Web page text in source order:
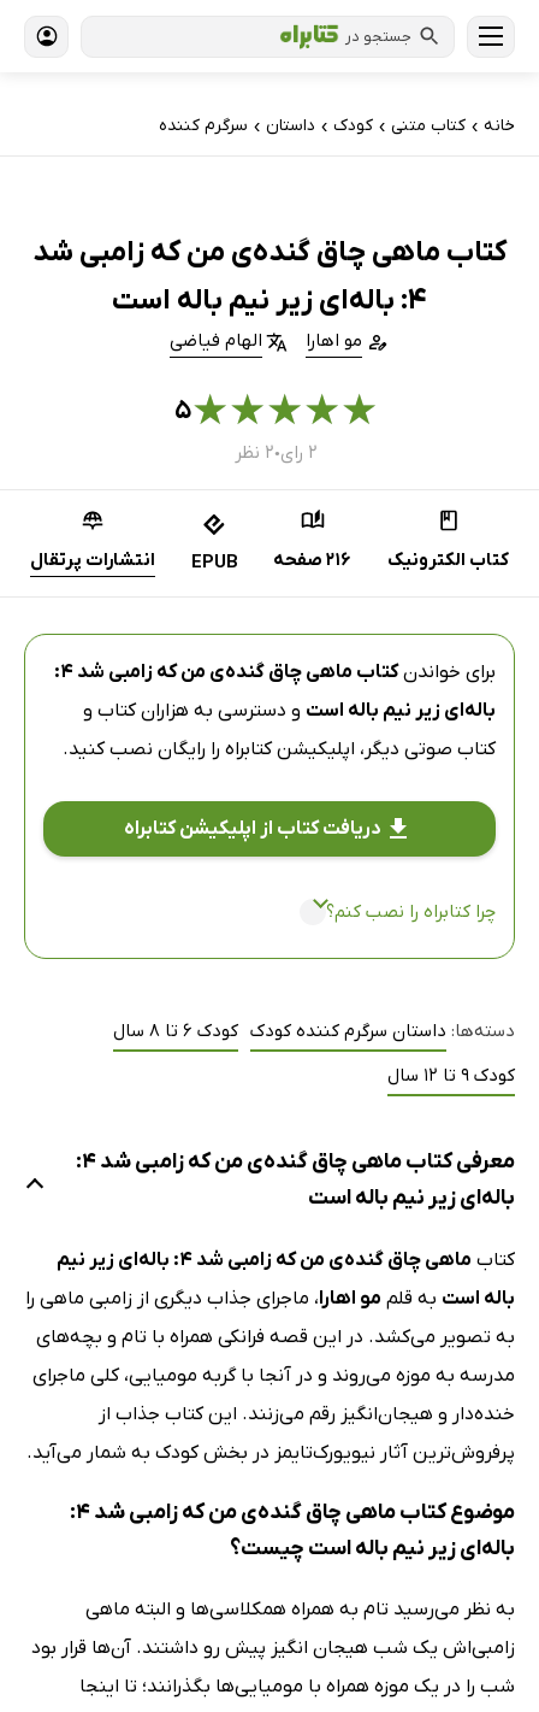
جستجو در
خانه › کتاب‌ متنی › کودک › داستان › سرگرم کننده
کتاب ماهی چاق گنده‌ی من که زامبی شد
4: باله‌ای زیر نیم باله است
مو اهارا الهام فیاضی
★
★
★
★
★۵
۲ رای ● ۲ نظر
کتاب الکترونیک 216 صفحه EPUB انتشارات پرتقال
برای خواندن
کتاب ماهی چاق گنده‌ی من که زامبی شد 4:
باله‌ای زیر نیم باله است و دسترسی به هزاران کتاب و
کتاب صوتی دیگر، اپلیکیشن کتابراه را رایگان نصب کنید.
دریافت کتاب از اپلیکیشن کتابراه
چرا کتابراه را نصب کنم؟
دسته‌ها: داستان سرگرم کننده کودک کودک 6 تا 8 سال
کودک 9 تا 12 سال
معرفی کتاب ماهی چاق گنده‌ی من که زامبی شد 4:
باله‌ای زیر نیم باله است
کتاب
ماهی چاق گنده‌ی من که زامبی شد 4: باله‌ای زیر نیم
باله است به قلم مو اهارا، ماجرای جذاب دیگری از زامبی ماهی را
به تصویر می‌کشد. در این قصه فرانکی همراه با تام و بچه‌های
مدرسه به موزه می‌روند و در آنجا با گربه مومیایی، کلی ماجرای
خنده‌دار و هیجان‌انگیز رقم می‌زنند. این کتاب جذاب از
پرفروش‌ترین آثار نیویورک‌تایمز در بخش کودک به شمار می‌آید.
موضوع کتاب ماهی چاق گنده‌ی من که زامبی شد 4:
باله‌ای زیر نیم باله است چیست؟
به نظر می‌رسید تام به همراه همکلاسی‌ها و البته ماهی
زامبی‌اش یک شب هیجان انگیز پیش رو داشتند. آن‌ها قرار بود
شب را در یک موزه همراه با مومیایی‌ها بگذرانند؛ تا اینجا